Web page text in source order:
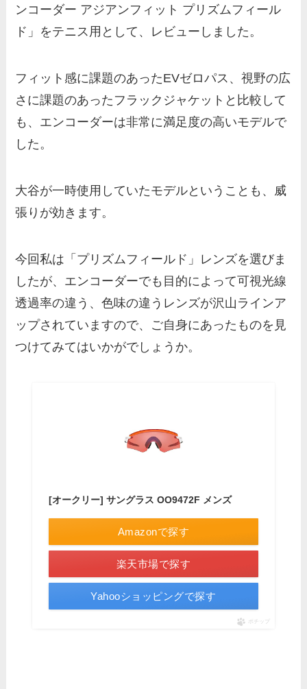
ンコーダー アジアンフィット プリズムフィール
ド」をテニス用として、レビューしました。
フィット感に課題のあったEVゼロパス、視野の広
さに課題のあったフラックジャケットと比較して
も、エンコーダーは非常に満足度の高いモデルで
した。
大谷が一時使用していたモデルということも、威
張りが効きます。
今回私は「プリズムフィールド」レンズを選びま
したが、エンコーダーでも目的によって可視光線
透過率の違う、色味の違うレンズが沢山ラインア
ップされていますので、ご自身にあったものを見
つけてみてはいかがでしょうか。
[オークリー] サングラス OO9472F メンズ
Amazonで探す
楽天市場で探す
Yahooショッピングで探す
ポチップ